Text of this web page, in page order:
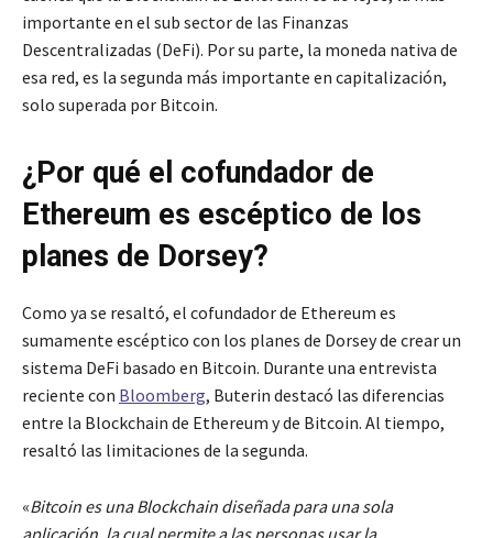
importante en el sub sector de las Finanzas
Descentralizadas (DeFi). Por su parte, la moneda nativa de
esa red, es la segunda más importante en capitalización,
solo superada por Bitcoin.
¿Por qué el cofundador de
Ethereum es escéptico de los
planes de Dorsey?
Como ya se resaltó, el cofundador de Ethereum es
sumamente escéptico con los planes de Dorsey de crear un
sistema DeFi basado en Bitcoin. Durante una entrevista
reciente con Bloomberg, Buterin destacó las diferencias
entre la Blockchain de Ethereum y de Bitcoin. Al tiempo,
resaltó las limitaciones de la segunda.
«Bitcoin es una Blockchain diseñada para una sola